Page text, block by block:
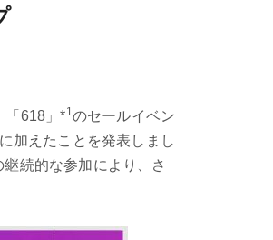
「618」*1のセールイベン
加えたことを発表しまし
続的な参加により、さ